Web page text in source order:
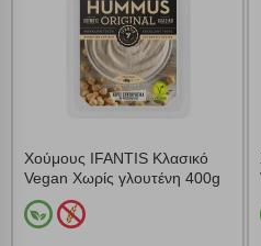
Χούμους IFANTIS Κλασικό
Vegan Χωρίς γλουτένη 400g